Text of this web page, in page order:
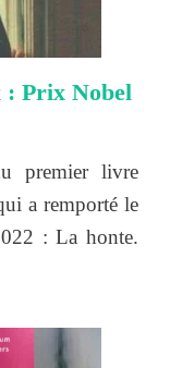
: Prix Nobel
premier livre
a remporté le
: La honte.